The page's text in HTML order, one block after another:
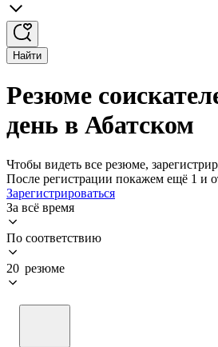
Найти
Резюме
день в Абатском
Чтобы видеть все резюме,
После регистрации покажем ещё 1 и
Зарегистрироваться
За всё время
По соответствию
20 резюме